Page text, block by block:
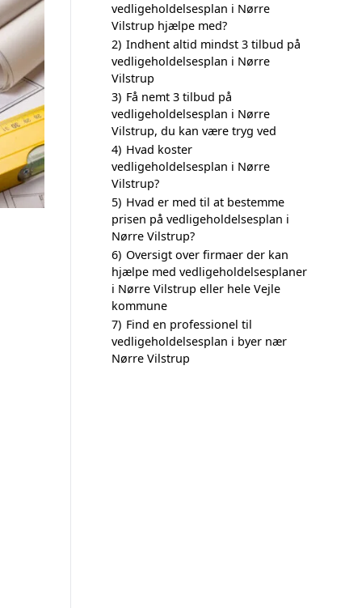
vedligeholdelsesplan i Nørre
Vilstrup hjælpe med?
2) Indhent altid mindst 3 tilbud på
vedligeholdelsesplan i Nørre
Vilstrup
3) Få nemt 3 tilbud på
vedligeholdelsesplan i Nørre
Vilstrup, du kan være tryg ved
4) Hvad koster
vedligeholdelsesplan i Nørre
Vilstrup?
5) Hvad er med til at bestemme
prisen på vedligeholdelsesplan i
Nørre Vilstrup?
6) Oversigt over firmaer der kan
hjælpe med vedligeholdelsesplaner
i Nørre Vilstrup eller hele Vejle
kommune
7) Find en professionel til
vedligeholdelsesplan i byer nær
Nørre Vilstrup